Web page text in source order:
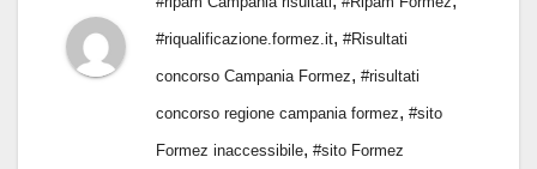
#riqualificazione.formez.it, #Risultati
concorso Campania Formez, #risultati
concorso regione campania formez, #sito
Formez inaccessibile, #sito Formez